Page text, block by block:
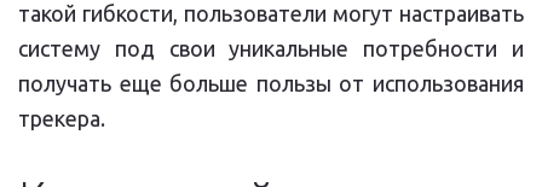
такой гибкости, пользователи могут настраивать
систему под свои уникальные потребности и
получать еще больше пользы от использования
трекера.